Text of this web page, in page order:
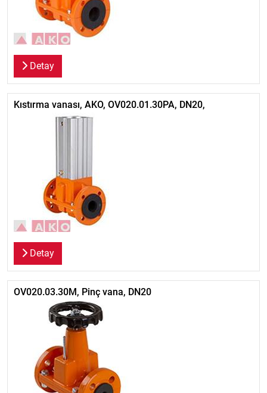
Detay
Kıstırma vanası, AKO, OV020.01.30PA, DN20,
Detay
OV020.03.30M, Pinç vana, DN20